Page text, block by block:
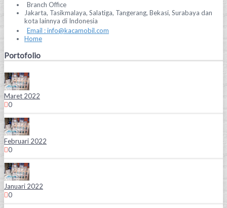
Branch Office
Jakarta, Tasikmalaya, Salatiga, Tangerang, Bekasi, Surabaya dan
kota lainnya di Indonesia
Email : info@kacamobil.com
Home
Portofolio
Maret 2022
0
Februari 2022
0
Januari 2022
0